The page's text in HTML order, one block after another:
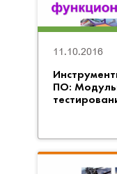
ПО:
11.10.2016